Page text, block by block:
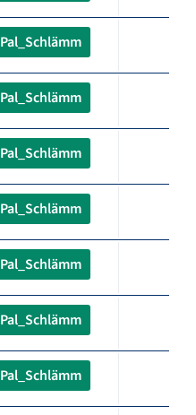
Pal_Schlämm
Pal_Schlämm
Pal_Schlämm
Pal_Schlämm
Pal_Schlämm
Pal_Schlämm
Pal_Schlämm